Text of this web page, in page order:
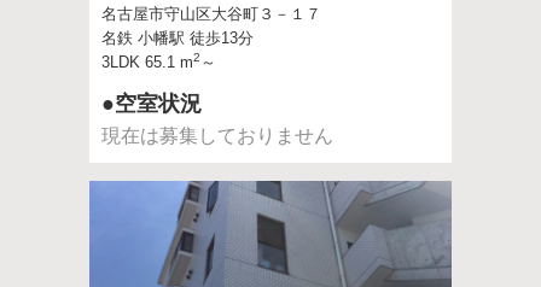
名古屋市守山区大谷町３－１７
名鉄 小幡駅 徒歩13分
3LDK 65.1 m2 ～
●空室状況
現在は募集しておりません